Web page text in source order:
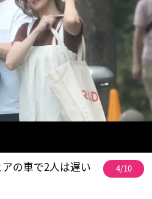
の車で2人は遅い
4/10